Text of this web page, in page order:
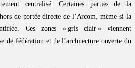
centralisé. Certaines parties de la
de portée directe de l’Arcom, même si la
Ces zones « gris clair » viennent
de fédération et de l’architecture ouverte du